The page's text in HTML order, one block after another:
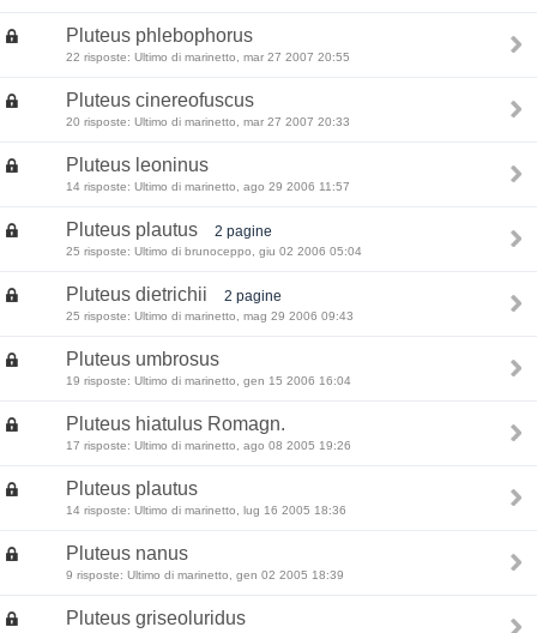
Pluteus phlebophorus
22 risposte: Ultimo di marinetto, mar 27 2007 20:55
Pluteus cinereofuscus
20 risposte: Ultimo di marinetto, mar 27 2007 20:33
Pluteus leoninus
14 risposte: Ultimo di marinetto, ago 29 2006 11:57
Pluteus plautus 2 pagine
25 risposte: Ultimo di brunoceppo, giu 02 2006 05:04
Pluteus dietrichii 2 pagine
25 risposte: Ultimo di marinetto, mag 29 2006 09:43
Pluteus umbrosus
19 risposte: Ultimo di marinetto, gen 15 2006 16:04
Pluteus hiatulus Romagn.
17 risposte: Ultimo di marinetto, ago 08 2005 19:26
Pluteus plautus
14 risposte: Ultimo di marinetto, lug 16 2005 18:36
Pluteus nanus
9 risposte: Ultimo di marinetto, gen 02 2005 18:39
Pluteus griseoluridus